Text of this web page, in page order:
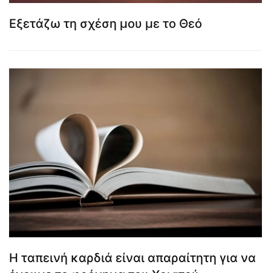
Εξετάζω τη σχέση μου με το Θεό
Η ταπεινή καρδιά είναι απαραίτητη για να